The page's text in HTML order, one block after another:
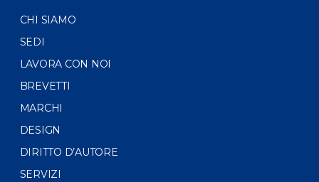
CHI SIAMO
SEDI
LAVORA CON NOI
BREVETTI
MARCHI
DESIGN
DIRITTO D’AUTORE
SERVIZI